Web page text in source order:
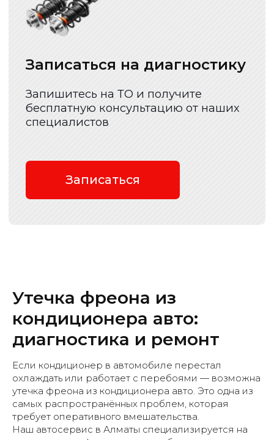
Утечка фреона из
кондиционера авто:
диагностика и ремонт
Если кондиционер в автомобиле перестал
охлаждать или работает с перебоями — возможна
утечка фреона из кондиционера авто. Это одна из
самых распространённых проблем, которая
требует оперативного вмешательства.
Наш автосервис в Алматы специализируется на
Все услуги